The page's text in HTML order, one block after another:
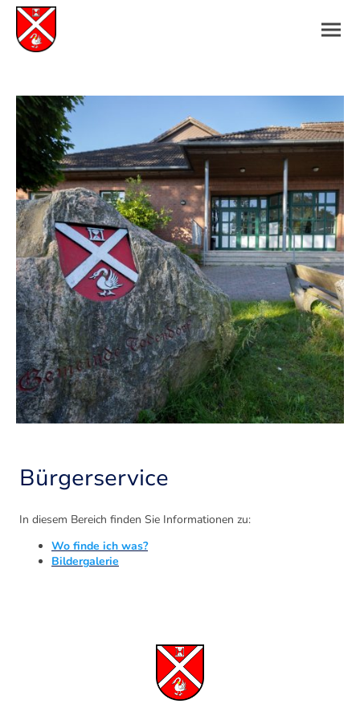
Bürgerservice
In diesem Bereich finden Sie Informationen zu:
Wo finde ich was?
Bildergalerie